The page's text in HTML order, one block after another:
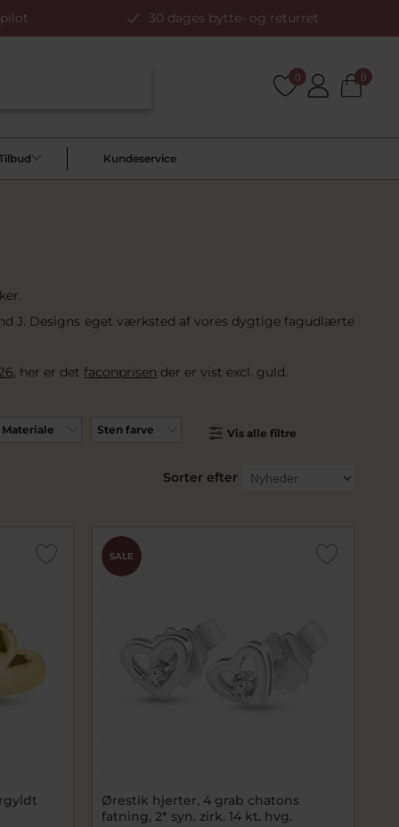
30 dages bytte- og returret
0 0
Kundeservice
J. Designs eget værksted af vores dygtige fagudlærte
, her er det faconprisen der er vist excl. guld.
Materiale Sten farve Vis alle filtre
Sorter efter
SALE
Ørestik hjerter, 4 grab chatons
fatning, 2* syn. zirk. 14 kt. hvg.